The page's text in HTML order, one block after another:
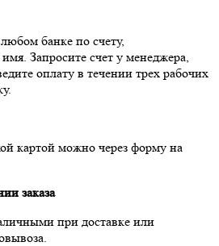
банке по счету,
Запросите счет у менеджера,
оплату в течении трех рабочих
картой можно через форму на
заказа
при доставке или